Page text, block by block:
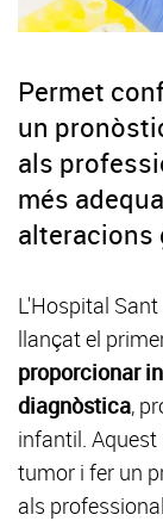
Permet
un
als
més
alteracions
L'Hospital
llançat el
proporcionar
diagnòstica,
infantil.
tumor i fer un
als